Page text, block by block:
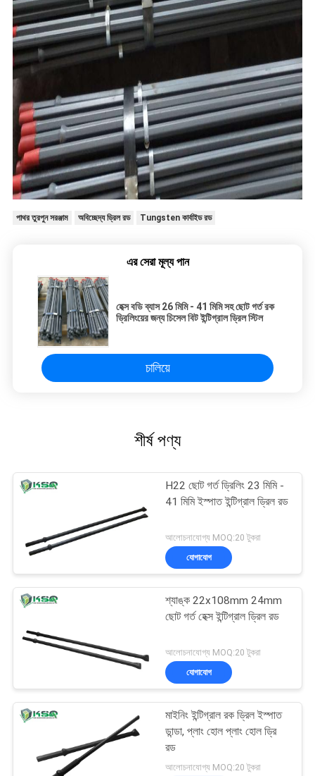
পাথর তুরপুন সরঞ্জাম অবিচ্ছেদ্য ড্রিল রড Tungsten কার্বাইড রড
এর সেরা মূল্য পান
হেক্স বডি ব্যাস 26 মিমি - 41 মিমি সহ ছোট গর্ত রক
ড্রিলিংয়ের জন্য চিসেল বিট ইন্টিগ্রাল ড্রিল স্টিল
চালিয়ে
শীর্ষ পণ্য
H22 ছোট গর্ত ড্রিলিং 23 মিমি -
41 মিমি ইস্পাত ইন্টিগ্রাল ড্রিল রড
আলোচনাযোগ্য MOQ:20 টুকরা
যোগাযোগ
শ্যাঙ্ক 22x108mm 24mm
ছোট গর্ত হেক্স ইন্টিগ্রাল ড্রিল রড
আলোচনাযোগ্য MOQ:20 টুকরা
যোগাযোগ
মাইনিং ইন্টিগ্রাল রক ড্রিল ইস্পাত
ডান্ডা, প্লাং হোল প্লাং হোল ড্রি
রড
আলোচনাযোগ্য MOQ:20 টুকরা